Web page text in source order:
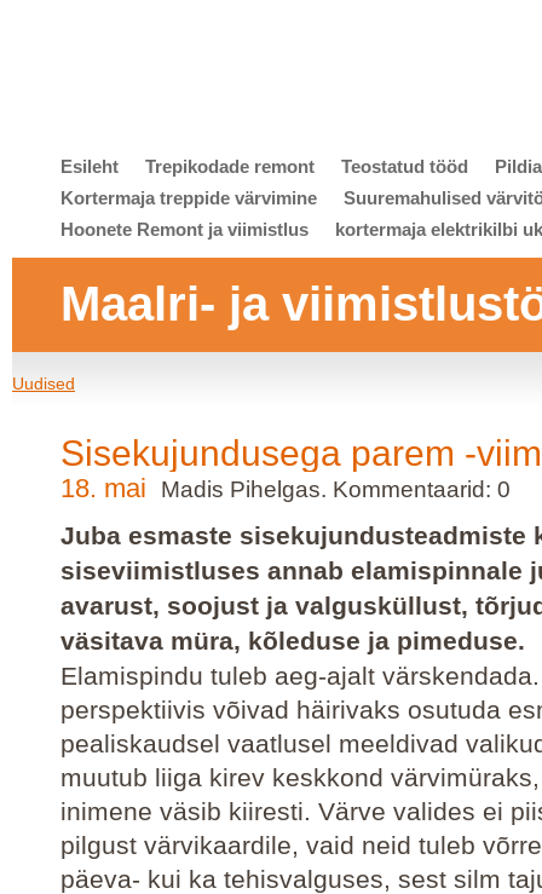
Esileht Trepikodade remont Teostatud tööd
Kortermaja treppide värvimine
Suuremahulised
Hoonete Remont ja viimistlus
kortermaja elektrikilbi
Maalri- ja
Uudised
Sisekujundusega parem -
18. mai Madis Pihelgas. Kommentaarid: 0
Juba esmaste sisekujundusteadmiste
siseviimistluses annab elamispinnale
avarust, soojust ja valgusküllust,
väsitava müra, kõleduse ja pimeduse.
Elamispindu tuleb aeg-ajalt
perspektiivis võivad häirivaks osutuda
pealiskaudsel vaatlusel meeldivad
muutub liiga kirev keskkond
inimene väsib kiiresti. Värve valides ei
pilgust värvikaardile, vaid neid tuleb
päeva- kui ka tehisvalguses, sest silm